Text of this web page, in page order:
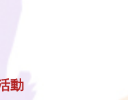
動